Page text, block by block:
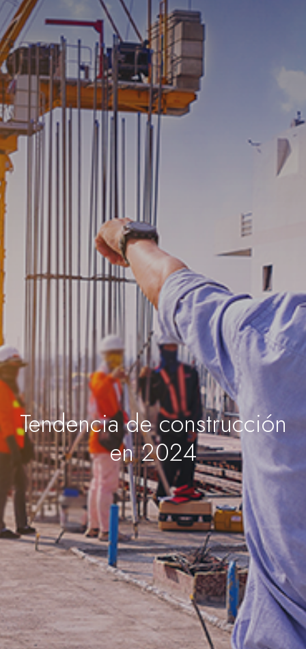
Tendencia de construcción
en 2024